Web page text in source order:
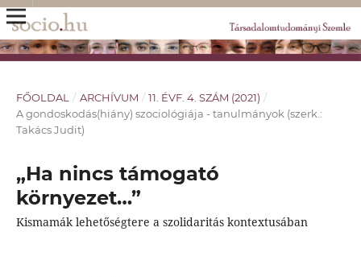
FŐOLDAL / ARCHÍVUM / 11. ÉVF. 4. SZÁM (2021) /
A gondoskodás(hiány) szociológiája - tanulmányok (szerk.:
Takács Judit)
„Ha nincs támogató
környezet…”
Kismamák lehetőségtere a szolidaritás kontextusában